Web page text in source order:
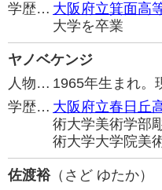
学歴… 大阪府立箕面高
大学を卒業
ヤノベケンジ
人物… 1965年生まれ。
学歴… 大阪府立春日丘
術大学美術学部
術大学大学院美
佐渡裕（さど ゆたか）